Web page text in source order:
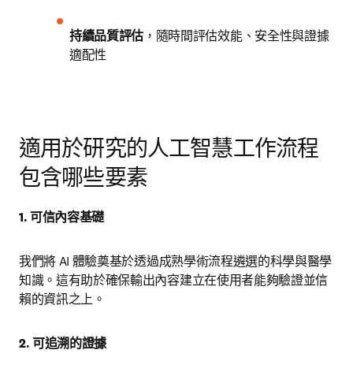
持續品質評估 ，隨時間評估效能、安全性與證據
適配性
適用於研究的人工智慧工作流程
包含哪些要素
1. 可信內容基礎
我們將 AI 體驗奠基於透過成熟學術流程遴選的科學與醫學
知識。這有助於確保輸出內容建立在使用者能夠驗證並信
賴的資訊之上。
2. 可追溯的證據